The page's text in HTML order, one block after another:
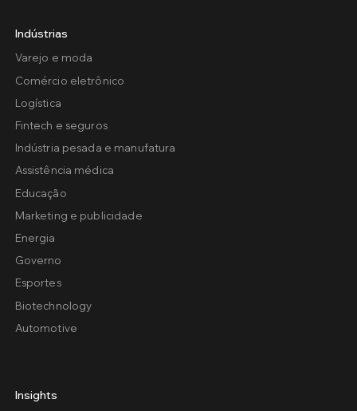
Indústrias
Varejo e moda
Comércio eletrônico
Logística
Fintech e seguros
Indústria pesada e manufatura
Assistência médica
Educação
Marketing e publicidade
Energia
Governo
Esportes
Biotechnology
Automotive
Insights